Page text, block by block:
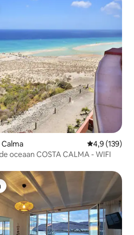
Gemiddelde
4,9 (139)
oceaan COSTA CALMA - WIFI